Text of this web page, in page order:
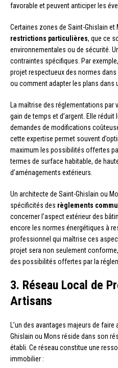
favorable et peuvent anticiper les
Certaines zones de Saint-Ghislain
restrictions particulières, que ce
environnementales ou de sécurité.
contraintes spécifiques. Par
projet respectueux des normes
ou comment adapter les plans dans
La maîtrise des réglementations par
gain de temps et d’argent. Elle
demandes de modifications
cette expertise permet souvent
maximum les possibilités offertes
termes de surface habitable, de
d’aménagements extérieurs.
Un architecte de Saint-Ghislain ou
spécificités des règlements
concerner l’aspect extérieur des
encore les normes énergétiques à
professionnel qui maîtrise ces
projet sera non seulement
des possibilités offertes par la
3. Réseau Local de
Artisans
L’un des avantages majeurs de
Ghislain ou Mons réside dans son
établi. Ce réseau constitue une
immobilier :